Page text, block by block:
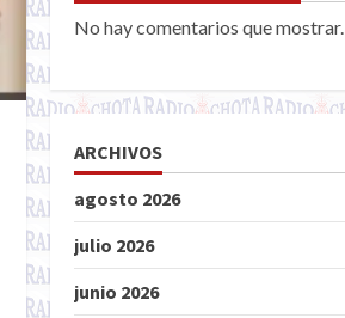
No hay comentarios que mostrar.
ARCHIVOS
agosto 2026
julio 2026
junio 2026